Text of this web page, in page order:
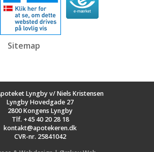
Sitemap
Lyngby v/ Niels Kristensen
Lyngby Hovedgade 27
2800 Kongens Lyngby
Tlf. +45 40 20 28 18
kontakt@apotekeren.dk
CVR-nr. 25841042